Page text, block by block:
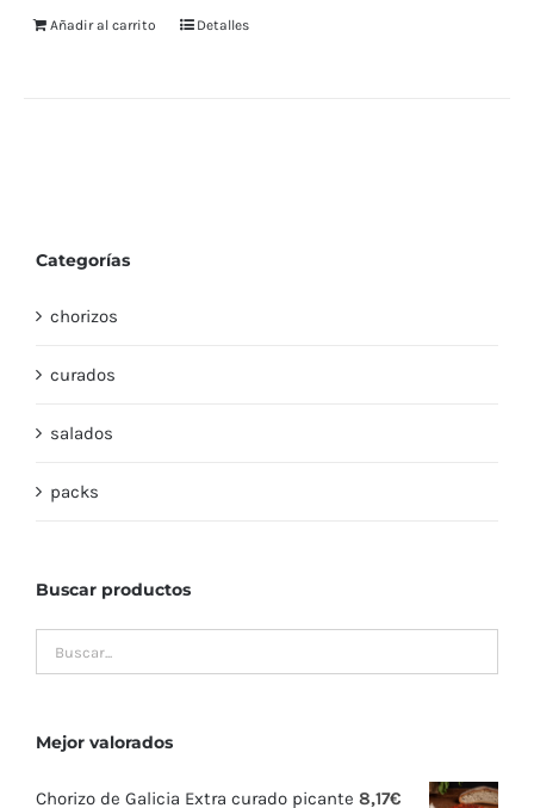
Añadir al carrito Detalles
Categorías
chorizos
curados
salados
packs
Buscar productos
Mejor valorados
Chorizo de Galicia Extra curado picante 8,17€